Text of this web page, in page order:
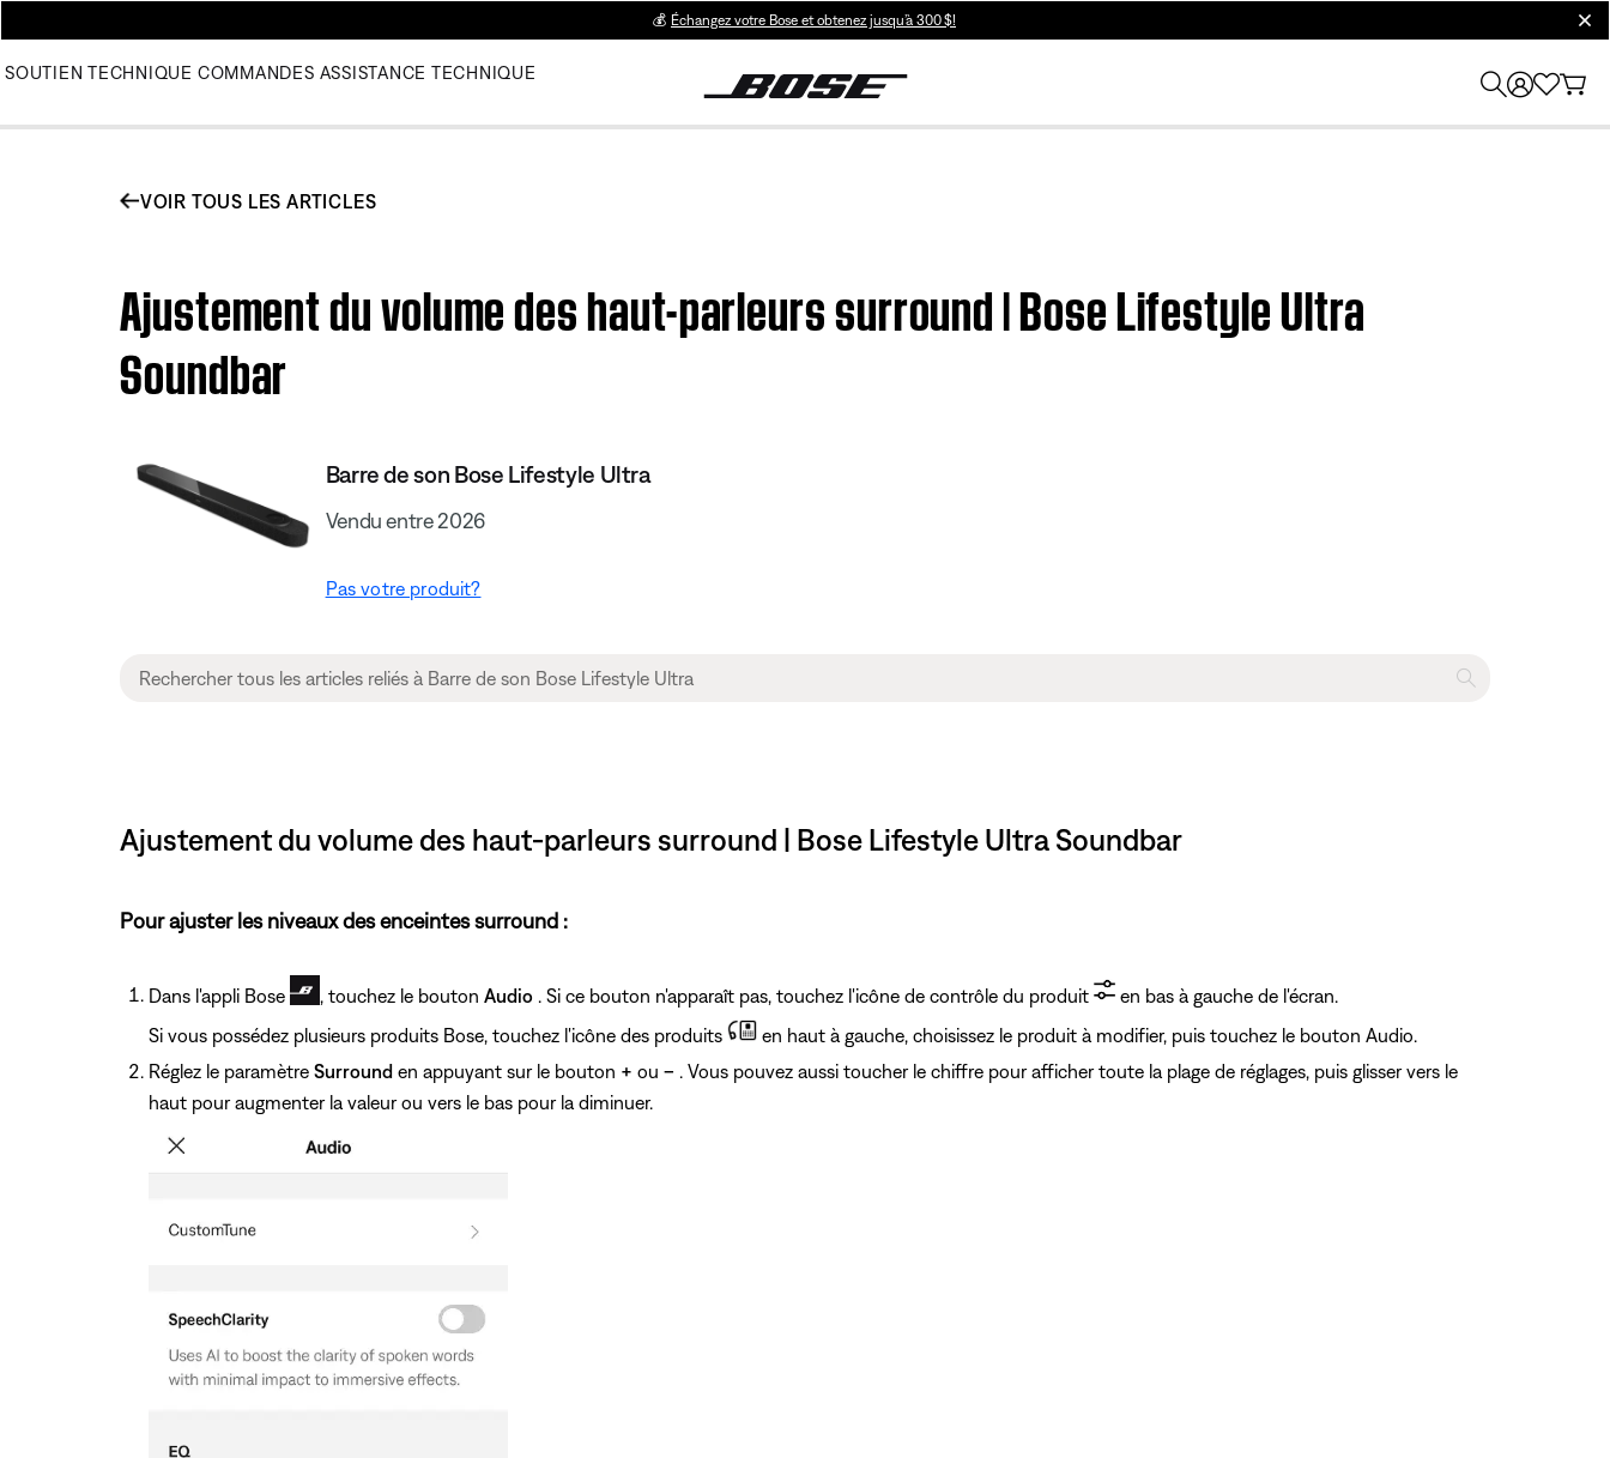
💰 Échangez votre Bose et obtenez jusqu’à 300 $!
SOUTIEN TECHNIQUE COMMANDES ASSISTANCE TECHNIQUE
VOIR TOUS LES ARTICLES
Ajustement du volume des haut-parleurs surround | Bose Lifestyle Ultra
Soundbar
Barre de son Bose Lifestyle Ultra
Vendu entre 2026
Pas votre produit?
Ajustement du volume des haut-parleurs surround | Bose Lifestyle Ultra Soundbar
Pour ajuster les niveaux des enceintes surround :
Dans l'appli Bose , touchez le bouton Audio . Si ce bouton n'apparaît pas, touchez l'icône de contrôle du produit
en bas à gauche de l'écran.
Si vous possédez plusieurs produits Bose, touchez l'icône des produits
en haut à gauche, choisissez le produit à modifier, puis touchez le bouton Audio.
Réglez le paramètre Surround en appuyant sur le bouton + ou – . Vous pouvez aussi toucher le chiffre pour afficher toute la plage de réglages, puis glisser vers le
haut pour augmenter la valeur ou vers le bas pour la diminuer.